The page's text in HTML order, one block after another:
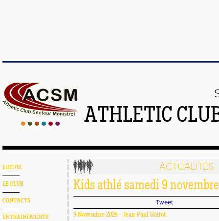
ATHLETIC
EDITOS
LE CLUB
CONTACTS
ENTRAINEMENTS
ACTUALITÉS
Kids athlé samedi 9
Tweet
9 Novembre 2024 - Jean-Paul Gallot